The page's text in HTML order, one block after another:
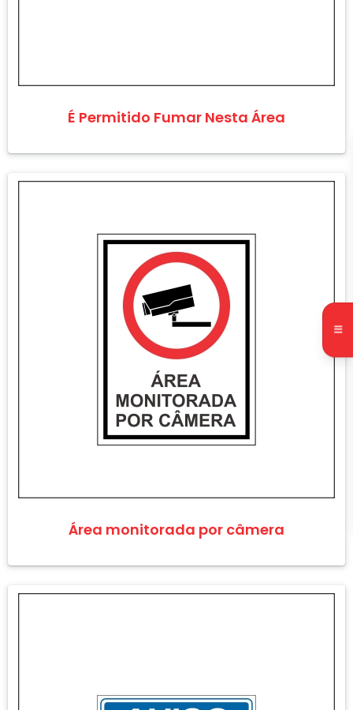
É Permitido Fumar Nesta Área
Área monitorada por câmera